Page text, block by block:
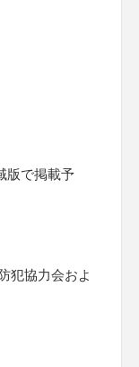
版で掲載予
犯協力会およ